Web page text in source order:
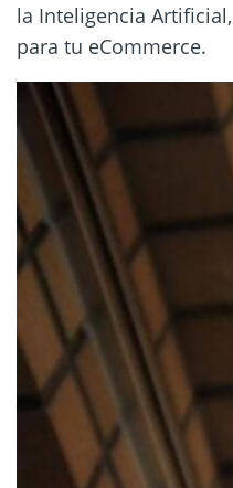
la Inteligencia
para tu eCommerce.